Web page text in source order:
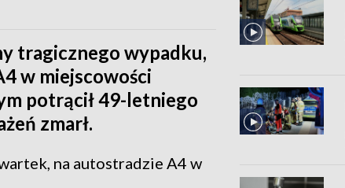
tragicznego wypadku,
w miejscowości
potrącił 49-letniego
zmarł.
na autostradzie A4 w